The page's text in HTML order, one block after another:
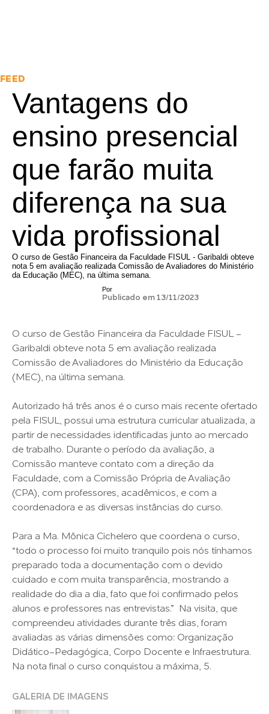
FEED
Vantagens do
ensino presencial
que farão muita
diferença na sua
vida profissional
O curso de Gestão Financeira da Faculdade FISUL - Garibaldi obteve
nota 5 em avaliação realizada Comissão de Avaliadores do Ministério
da Educação (MEC), na última semana.
Por
Publicado em 13/11/2023
O curso de Gestão Financeira da Faculdade FISUL -
Garibaldi obteve nota 5 em avaliação realizada
Comissão de Avaliadores do Ministério da Educação
(MEC), na última semana.
Autorizado há três anos é o curso mais recente ofertado
pela FISUL, possui uma estrutura curricular atualizada, a
partir de necessidades identificadas junto ao mercado
de trabalho. Durante o período da avaliação, a
Comissão manteve contato com a direção da
Faculdade, com a Comissão Própria de Avaliação
(CPA), com professores, acadêmicos, e com a
coordenadora e as diversas instâncias do curso.
Para a Ma. Mônica Cichelero que coordena o curso,
“todo o processo foi muito tranquilo pois nós tínhamos
preparado toda a documentação com o devido
cuidado e com muita transparência, mostrando a
realidade do dia a dia, fato que foi confirmado pelos
alunos e professores nas entrevistas.” Na visita, que
compreendeu atividades durante três dias, foram
avaliadas as várias dimensões como: Organização
Didático-Pedagógica, Corpo Docente e Infraestrutura.
Na nota final o curso conquistou a máxima, 5.
GALERIA DE IMAGENS